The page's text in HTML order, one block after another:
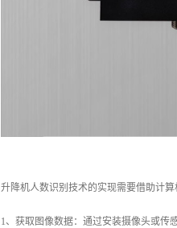
升降机人数识别技术的实现需要借助计
1、获取图像数据：通过安装摄像头或传